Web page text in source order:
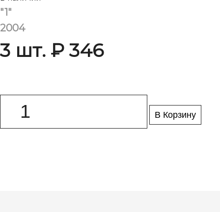
"1"
2004
3 шт. ₽ 346
В Корзину